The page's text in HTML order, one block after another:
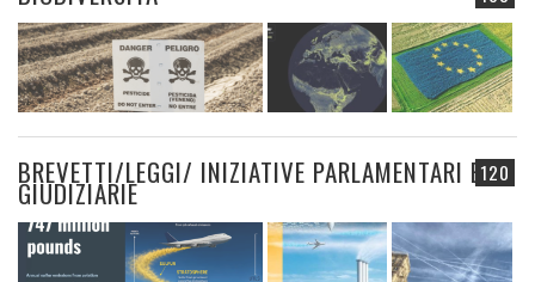
120
BREVETTI/LEGGI/ INIZIATIVE PARLAMENTARI E
GIUDIZIARIE